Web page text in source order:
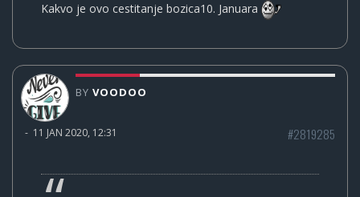
Kakvo je ovo cestitanje bozica10. Januara
BY VOODOO
- 11 JAN 2020, 12:31 #2819285